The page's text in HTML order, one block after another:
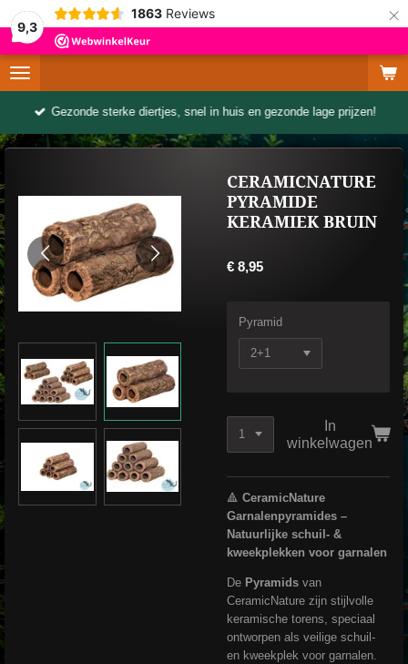
9,3
1863 Reviews ×
Gezonde sterke diertjes, snel in huis en gezonde lage prijzen!
CERAMICNATURE
PYRAMIDE
KERAMIEK BRUIN
€ 8,95
Pyramid
In
winkelwagen
🔺 CeramicNature
Garnalenpyramides –
Natuurlijke schuil- &
kweekplekken voor garnalen
De Pyramids van
CeramicNature zijn stijlvolle
keramische torens, speciaal
ontworpen als veilige schuil-
en kweekplek voor garnalen.